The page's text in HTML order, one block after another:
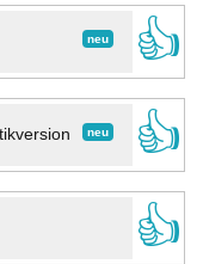
neu
👍
neu
👍
👍